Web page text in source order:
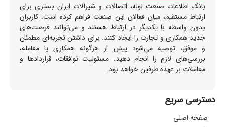
بانک اطلاعات صنعت لوله، اتصالات و شیرآلات ایران بستری برای
ارتباط مستقیم، میان فعالان این صنعت فراهم کرده است. کاربران
بدون واسطه با یکدیگر در ارتباط هستند و می‌توانند فرصت‌های
جدید همکاری و تجارت را ایجاد کنند. برای داشتن تجربه‌ای مطمئن
و موفق، توصیه می‌شود پیش از هرگونه همکاری یا معامله،
بررسی‌های لازم را انجام دهید. مسئولیت توافقات، قراردادها و
معاملات بر عهده طرفین خواهد بود.
دسترسی سریع
صفحه اصلی